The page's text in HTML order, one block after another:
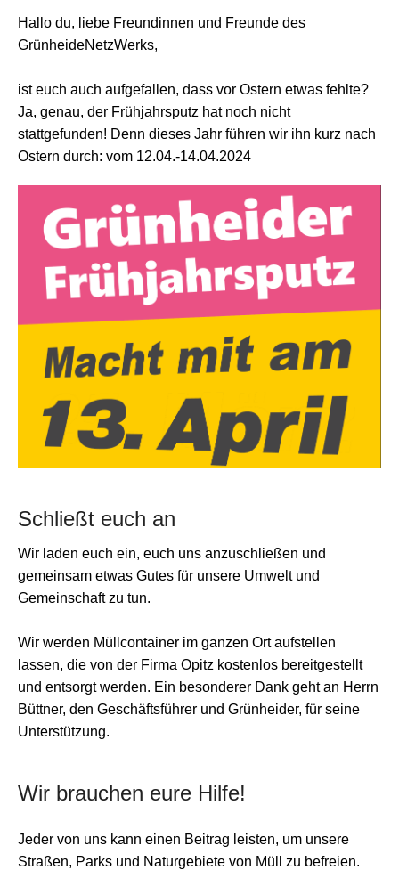
Hallo du, l iebe Freundinnen und Freunde des
GrünheideNetzWerks,
ist euch auch aufgefallen, dass vor Ostern etwas fehlte?
Ja, genau, der Frühjahrsputz hat noch nicht
stattgefunden! Denn dieses Jahr führen wir ihn kurz nach
Ostern durch: vom 12.04.-14.04.2024
Schließt euch an
Wir laden euch ein, euch uns anzuschließen und
gemeinsam etwas Gutes für unsere Umwelt und
Gemeinschaft zu tun.
Wir werden Müllcontainer im ganzen Ort aufstellen
lassen, die von der Firma Opitz kostenlos bereitgestellt
und entsorgt werden. Ein besonderer Dank geht an Herrn
Büttner, den Geschäftsführer und Grünheider, für seine
Unterstützung.
Wir brauchen eure Hilfe!
Jeder von uns kann einen Beitrag leisten, um unsere
Straßen, Parks und Naturgebiete von Müll zu befreien.